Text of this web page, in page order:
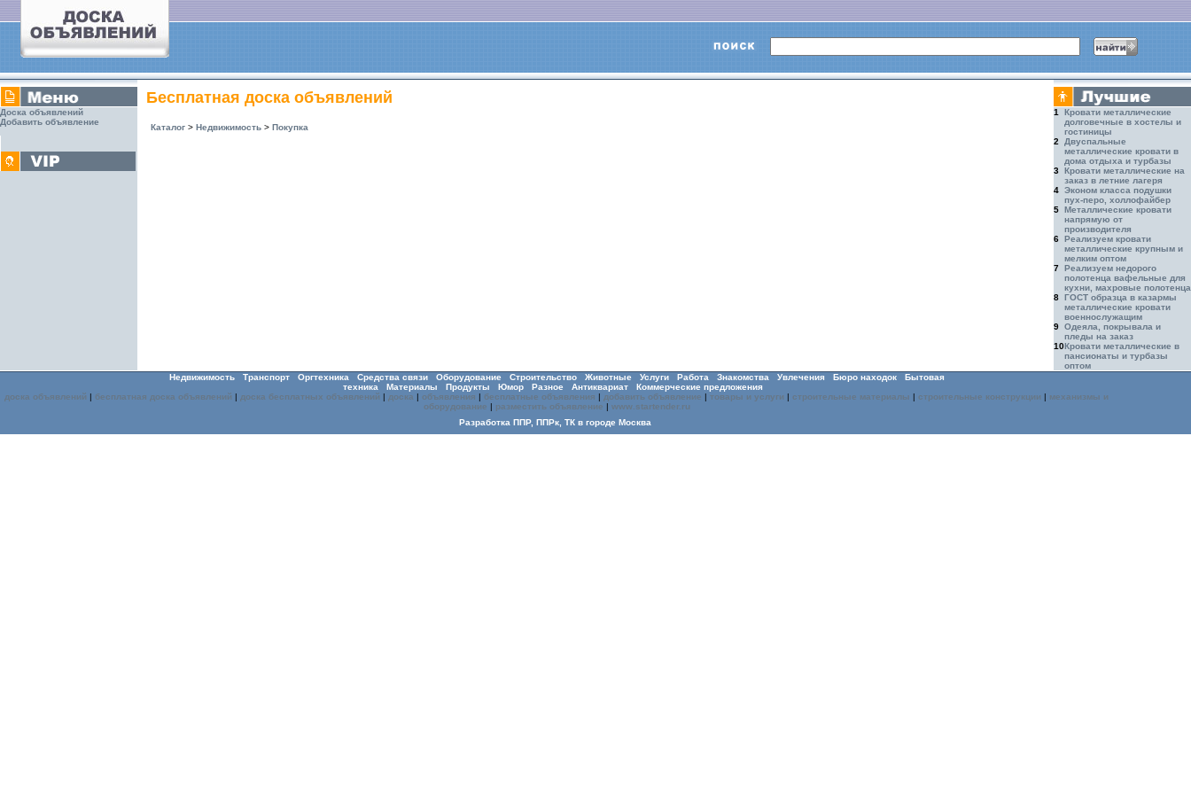
Доска объявлений
Добавить объявление
Бесплатная доска объявлений
Каталог > Недвижимость > Покупка
1
Кровати металлические
долговечные в хостелы и
гостиницы
2
Двуспальные
металлические кровати в
дома отдыха и турбазы
3 Кровати металлические на
заказ в летние лагеря
4 Эконом класса подушки
пух-перо, холлофайбер
5 Металлические кровати
напрямую от
производителя
6 Реализуем кровати
металлические крупным и
мелким оптом
7 Реализуем недорого
полотенца вафельные для
кухни, махровые полотенца
8 ГОСТ образца в казармы
металлические кровати
военнослужащим
9 Одеяла, покрывала и
пледы на заказ
10Кровати металлические в
пансионаты и турбазы
оптом
Недвижимость
Транспорт Оргтехника Средства связи Оборудование Строительство Животные Услуги Работа Знакомства Увлечения Бюро находок
Бытовая
техника
Материалы Продукты Юмор Разное Антиквариат
Коммерческие предложения
доска объявлений | бесплатная доска объявлений | доска бесплатных объявлений | доска | объявления | бесплатные объявления | добавить объявление | товары и услуги | строительные материалы | строительные конструкции | механизмы и
оборудование | разместить объявление | www.startender.ru
Разработка ППР, ППРк, ТК в городе Москва